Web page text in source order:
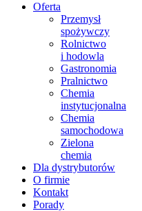
Oferta
Przemysł
spożywczy
Rolnictwo
i hodowla
Gastronomia
Pralnictwo
Chemia
instytucjonalna
Chemia
samochodowa
Zielona
chemia
Dla dystrybutorów
O firmie
Kontakt
Porady